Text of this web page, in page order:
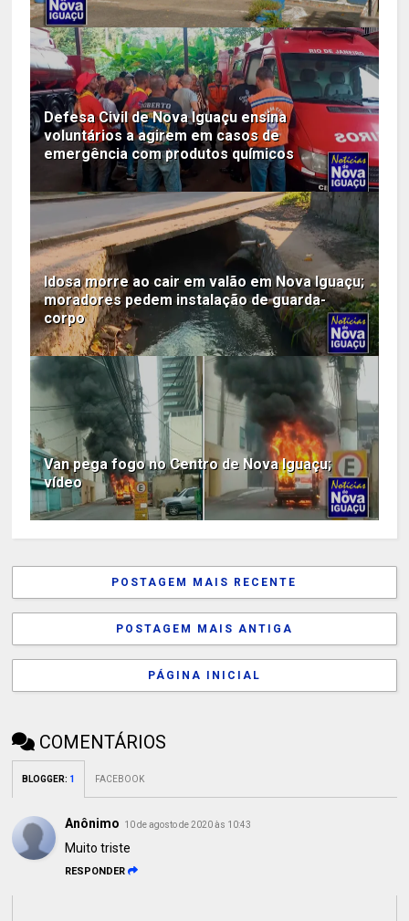
Defesa Civil de Nova Iguaçu ensina
voluntários a agirem em casos de
emergência com produtos químicos
Idosa morre ao cair em valão em Nova Iguaçu;
moradores pedem instalação de guarda-
corpo
Van pega fogo no Centro de Nova Iguaçu;
vídeo
POSTAGEM MAIS RECENTE
POSTAGEM MAIS ANTIGA
PÁGINA INICIAL
COMENTÁRIOS
BLOGGER: 1 FACEBOOK
Anônimo 10 de agosto de 2020 às 10:43
Muito triste
RESPONDER